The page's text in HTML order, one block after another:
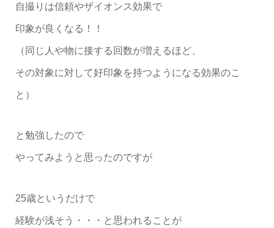
自撮りは信頼やザイオンス効果で
印象が良くなる！！
（同じ人や物に接する回数が増えるほど、
その対象に対して好印象を持つようになる効果のこ
と）
と勉強したので
やってみようと思ったのですが
25歳というだけで
経験が浅そう・・・と思われることが